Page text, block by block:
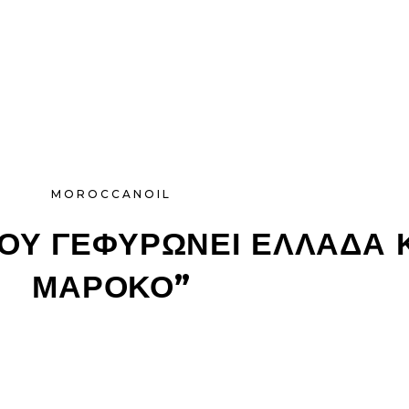
MOROCCANOIL
ΓΕΦΥΡΩΝΕΙ ΕΛΛΑΔΑ
ΜΑΡΟΚΟ”